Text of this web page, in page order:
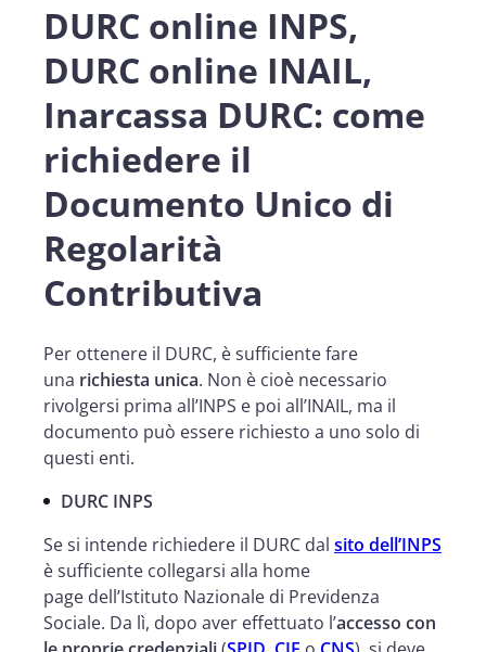
DURC online INPS,
DURC online INAIL,
Inarcassa DURC: come
richiedere il
Documento Unico di
Regolarità
Contributiva
Per ottenere il DURC, è sufficiente fare
una richiesta unica. Non è cioè necessario
rivolgersi prima all’INPS e poi all’INAIL, ma il
documento può essere richiesto a uno solo di
questi enti.
DURC INPS
Se si intende richiedere il DURC dal sito dell’INPS
è sufficiente collegarsi alla home
page dell’Istituto Nazionale di Previdenza
Sociale. Da lì, dopo aver effettuato l’accesso con